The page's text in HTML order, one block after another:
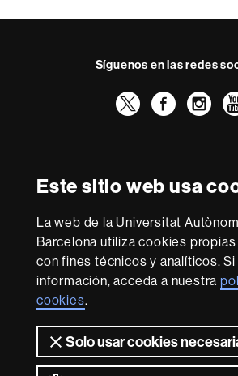
Este sitio web usa
La web de la Universitat
Barcelona utiliza cookies
con fines técnicos y analíticos.
información, acceda a nuestra
cookies.
Solo usar cookies
Síguenos en las redes
Twitter
-
Con la financiación
Sobre
esta
web Aviso legal Protección de